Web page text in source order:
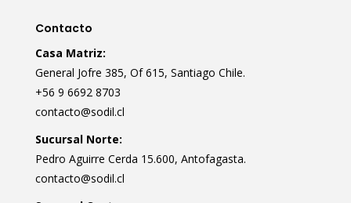
Contacto
Casa Matriz:
General Jofre 385, Of 615, Santiago Chile.
+56 9 6692 8703
contacto@sodil.cl
Sucursal Norte:
Pedro Aguirre Cerda 15.600, Antofagasta.
contacto@sodil.cl